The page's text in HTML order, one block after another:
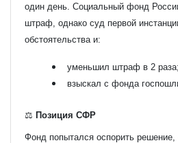
один день. Социальный фонд
штраф, однако суд первой
обстоятельства и:
уменьшил штраф в 2 раза;
взыскал с фонда
⚖️ Позиция СФР
Фонд попытался оспорить решение,